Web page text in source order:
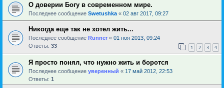
О доверии Богу в современном мире.
Последнее сообщение Swetushka « 02 авг 2017, 09:27
Никогда еще так не хотел жить...
Последнее сообщение Runner « 01 ноя 2013, 09:24
Ответы: 33 1 2 3 4
Я просто понял, что нужно жить и боротся
Последнее сообщение уверенный « 17 май 2012, 22:53
Ответы: 1